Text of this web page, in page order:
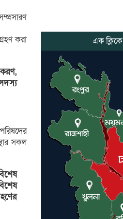
করা
সকল
মৃত্যুতে,এলাকায় শোকের
সভা
এক